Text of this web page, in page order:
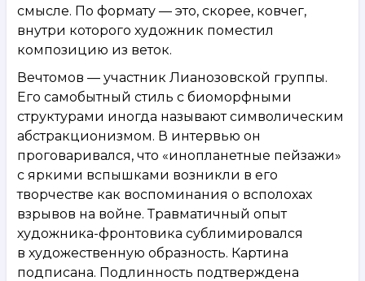
смысле. По формату — это, скорее, ковчег,
внутри которого художник поместил
композицию из веток.
Вечтомов — участник Лианозовской группы.
Его самобытный стиль с биоморфными
структурами иногда называют символическим
абстракционизмом. В интервью он
проговаривался, что «инопланетные пейзажи»
с яркими вспышками возникли в его
творчестве как воспоминания о всполохах
взрывов на войне. Травматичный опыт
художника-фронтовика сублимировался
в художественную образность. Картина
подписана. Подлинность подтверждена